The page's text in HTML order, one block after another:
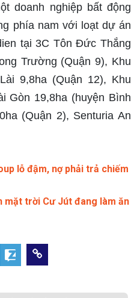
doanh nghiệp bất động
phía nam với loạt dự án
tại 3C Tôn Đức Thắng
Trường (Quận 9), Khu
9,8ha (Quận 12), Khu
Gòn 19,8ha (huyện Bình
(Quận 2), Senturia An
lỗ đậm, nợ phải trả chiếm
mặt trời Cư Jút đang làm ăn